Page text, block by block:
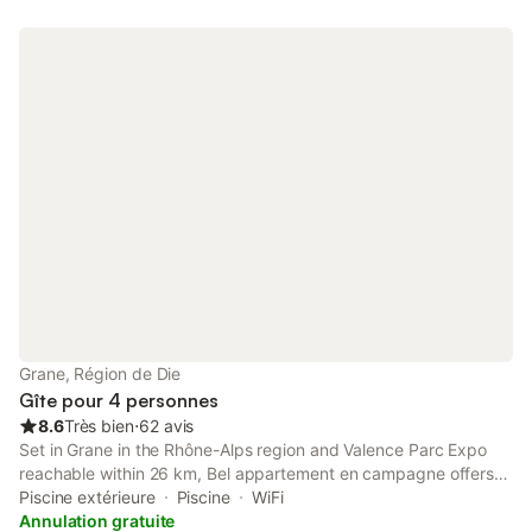
Grane, Région de Die
Gîte pour 4 personnes
8.6Très bien⋅62 avis
Set in Grane in the Rhône-Alps region and Valence Parc Expo
reachable within 26 km, Bel appartement en campagne offers
accommodation with free WiFi, barbecue facilities, a seasonal
outdoor swimming pool and free private parking.
Piscine extérieure Piscine
WiFi
Annulation gratuite